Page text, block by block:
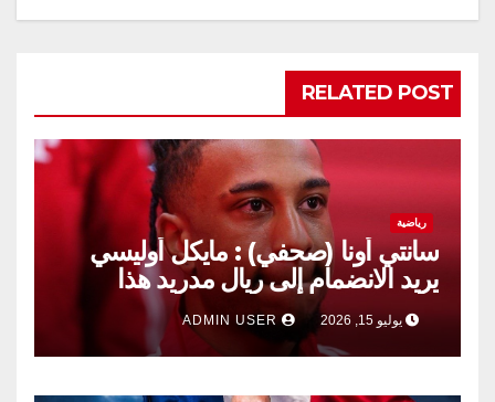
RELATED POST
رياضية
سانتي أونا (صحفي) : مايكل أوليسي
يريد الانضمام إلى ريال مدريد هذا
الصيف.
يوليو 15, 2026 ADMIN USER